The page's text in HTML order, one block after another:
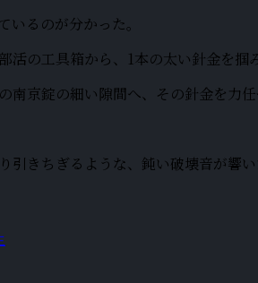
るのが分かった。
の工具箱から、1本の太い針金を掴
京錠の細い隙間へ、その針金を力任
きちぎるような、鈍い破壊音が響い